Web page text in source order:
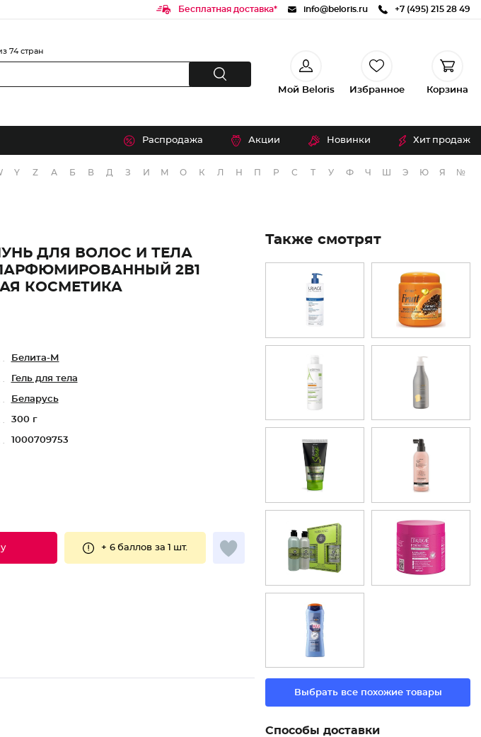
Бесплатная доставка* info@beloris.ru +7 (495) 215 28 49
74 стран
Мой Beloris Избранное Корзина
Распродажа Акции Новинки Хит продаж
Y Z А Б В Д З И М О К Л Н П Р С Т У Ф Ч Э Ю Я №
ДЛЯ ВОЛОС И ТЕЛА
2В1
КОСМЕТИКА
Белита-М
Гель для тела
Беларусь
300 г
1000709753
+ 6 баллов за 1 шт.
Также смотрят
Выбрать все похожие товары
Способы доставки